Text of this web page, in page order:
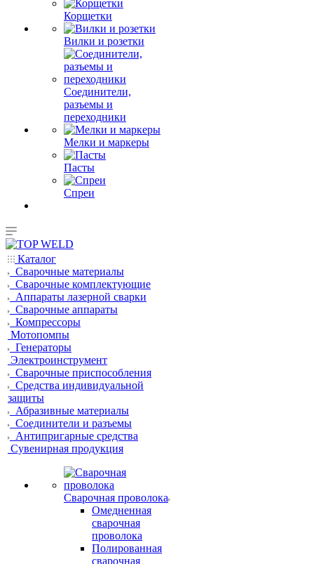
Корщетки
Вилки и розетки
Соединители,
разъемы и
переходники
Мелки и маркеры
Пасты
Спреи
Каталог
Сварочные материалы
Сварочные комплектующие
Аппараты лазерной сварки
Сварочные аппараты
Компрессоры
Мотопомпы
Генераторы
Электроинструмент
Сварочные приспособления
Средства индивидуальной
защиты
Абразивные материалы
Соединители и разъемы
Антипригарные средства
Сувенирная продукция
Сварочная проволока
Омедненная
сварочная
проволока
Полированная
сварочная